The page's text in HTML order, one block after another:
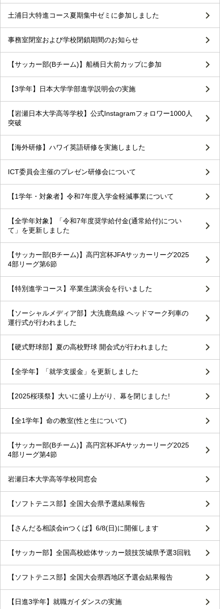
土浦日大特進コース夏期集中ゼミに参加しました
事務室閉室および学校閉鎖期間のお知らせ
【サッカー部(Bチーム)】船橋日大前カップに参加
【3学年】日本大学学部進学説明会の実施
【岩瀬日本大学高等学校】公式Instagramフォロワー1000人
突破
【海外研修】ハワイ英語研修を実施しました
ICT委員会主催のプレゼン研修会について
【1学年・対象者】令和7年度入学金軽減事業について
【全学年対象】「令和7年度奨学給付金(通常給付)につい
て」を更新しました
【サッカー部(Bチーム)】高円宮杯JFAサッカーリーグ2025
4部リーグ第6節
【特別進学コース】卒業生講演会を行いました
【ソーシャルメディア部】大洗鹿島線 ヘッドマーク列車の
運行式が行われました
【硬式野球部】夏の高校野球 開会式が行われました
【全学年】「就学支援金」を更新しました
【2025桜瑛祭】大いに盛り上がり、幕を閉じました!
【全1学年】命の教室(性と生について)
【サッカー部(Bチーム)】高円宮杯JFAサッカーリーグ2025
4部リーグ第4節
岩瀬日本大学高等学校同窓会
【ソフトテニス部】全国大会県予選結果報告
【さんだる相談会inつくば】6/8(日)に開催します
【サッカー部】全国高校総体サッカー競技茨城県予選3回戦
【ソフトテニス部】全国大会県西地区予選会結果報告
【日進3学年】就職ガイダンスの実施